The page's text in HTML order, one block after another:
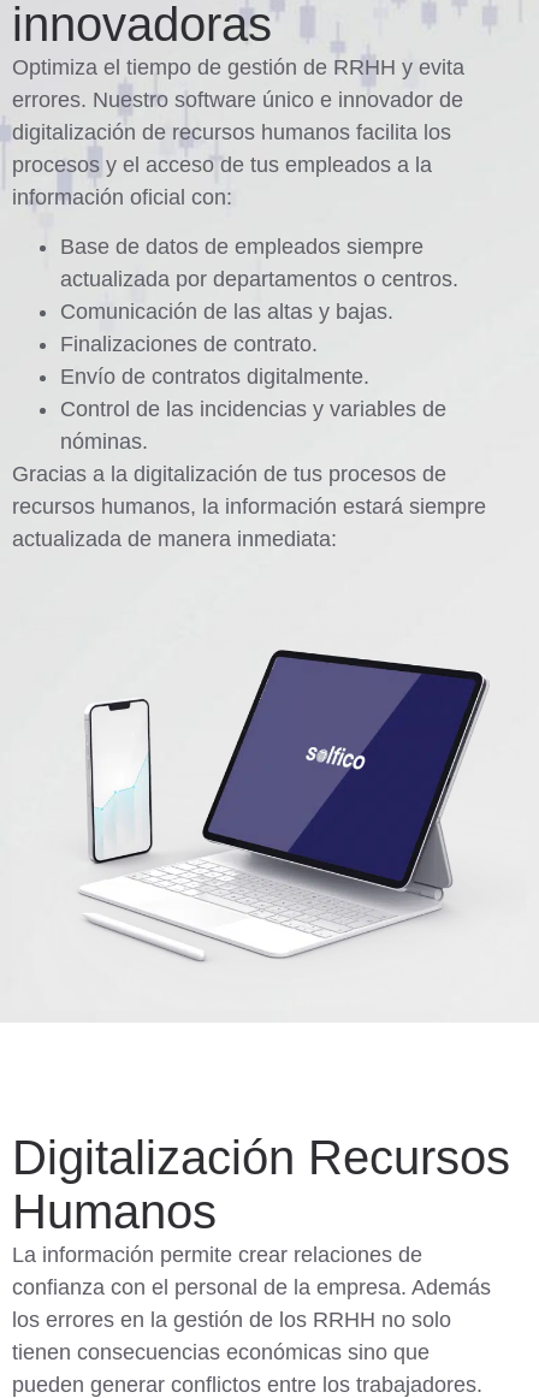
innovadoras
Optimiza el tiempo de gestión de RRHH y evita
errores. Nuestro software único e innovador de
digitalización de recursos humanos facilita los
procesos y el acceso de tus empleados a la
información oficial con:
Base de datos de empleados siempre
actualizada por departamentos o centros.
Comunicación de las altas y bajas.
Finalizaciones de contrato.
Envío de contratos digitalmente.
Control de las incidencias y variables de
nóminas.
Gracias a la digitalización de tus procesos de
recursos humanos, la información estará siempre
actualizada de manera inmediata:
Digitalización Recursos
Humanos
La información permite crear relaciones de
confianza con el personal de la empresa. Además
los errores en la gestión de los RRHH no solo
tienen consecuencias económicas sino que
pueden generar conflictos entre los trabajadores.